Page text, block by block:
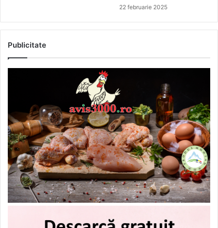
22 februarie 2025
Publicitate